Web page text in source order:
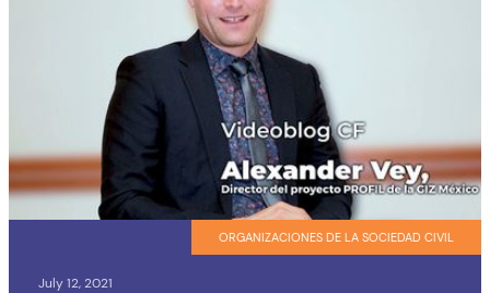
ORGANIZACIONES DE LA SOCIEDAD CIVIL
July 12, 2021